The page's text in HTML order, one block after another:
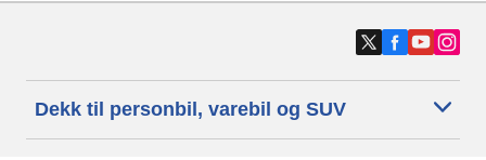
Dekk til personbil, varebil og SUV